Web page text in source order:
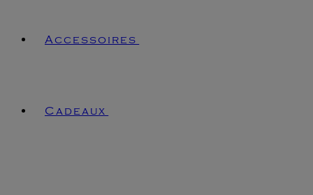
Accessoires
Cadeaux